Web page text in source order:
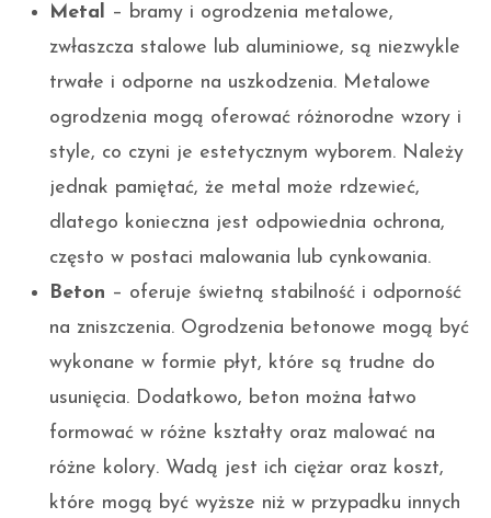
Metal – bramy i ogrodzenia metalowe,
zwłaszcza stalowe lub aluminiowe, są niezwykle
trwałe i odporne na uszkodzenia. Metalowe
ogrodzenia mogą oferować różnorodne wzory i
style, co czyni je estetycznym wyborem. Należy
jednak pamiętać, że metal może rdzewieć,
dlatego konieczna jest odpowiednia ochrona,
często w postaci malowania lub cynkowania.
Beton – oferuje świetną stabilność i odporność
na zniszczenia. Ogrodzenia betonowe mogą być
wykonane w formie płyt, które są trudne do
usunięcia. Dodatkowo, beton można łatwo
formować w różne kształty oraz malować na
różne kolory. Wadą jest ich ciężar oraz koszt,
które mogą być wyższe niż w przypadku innych